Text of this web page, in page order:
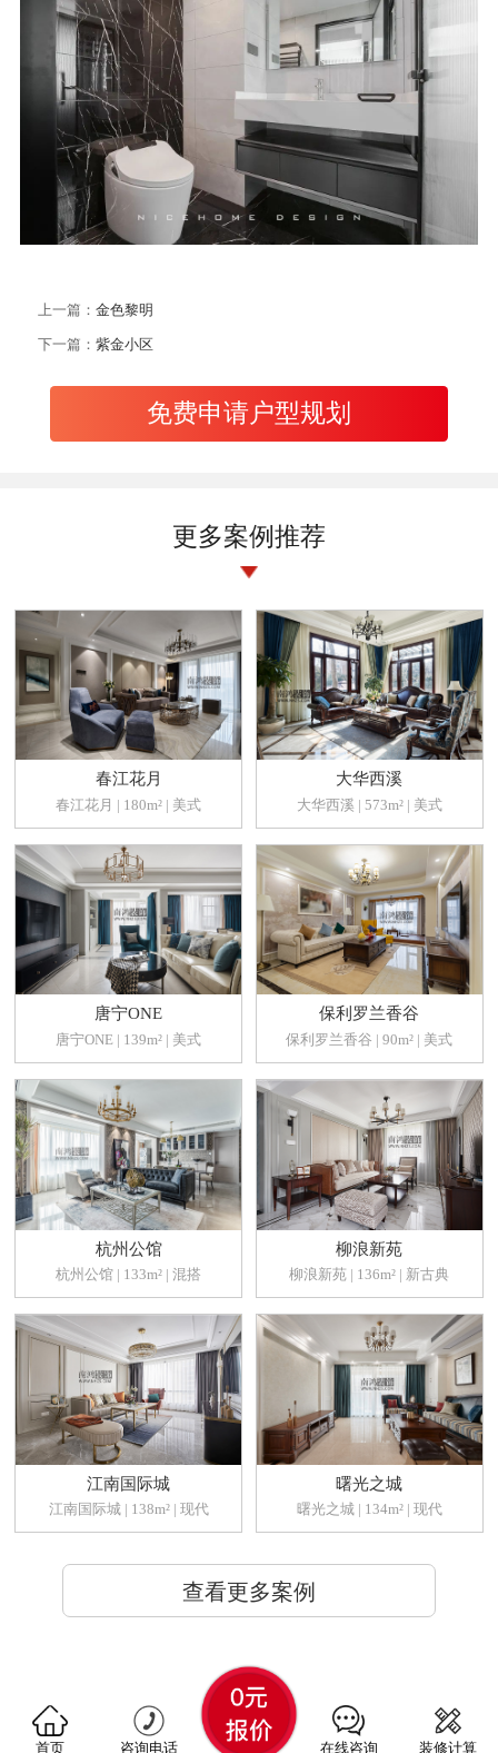
上一篇： 金色黎明
下一篇： 紫金小区
免费申请户型规划
更多案例推荐
春江花月
春江花月 | 180m² | 美式
大华西溪
大华西溪 | 573m² | 美式
唐宁ONE
唐宁ONE | 139m² | 美式
保利罗兰香谷
保利罗兰香谷 | 90m² | 美式
杭州公馆
杭州公馆 | 133m² | 混搭
柳浪新苑
柳浪新苑 | 136m² | 新古典
江南国际城
江南国际城 | 138m² | 现代
曙光之城
曙光之城 | 134m² | 现代
查看更多案例
首页 咨询电话 在线咨询 装修计算